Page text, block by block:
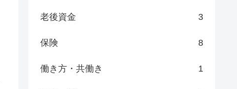
老後資金 3
保険 8
働き方・共働き 1